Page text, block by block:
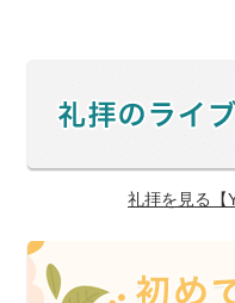
礼拝を見る【